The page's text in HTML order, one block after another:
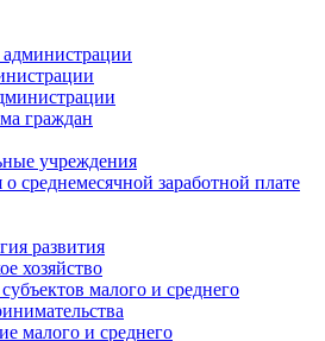
администрации
граждан
учреждения
среднемесячной заработной плате
развития
хозяйство
малого и среднего
малого и среднего